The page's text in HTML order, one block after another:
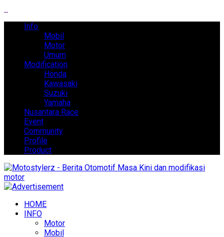
Info
Mobil
Motor
Umum
Modification
Honda
Kawasaki
Suzuki
Yamaha
Nusantara Race
Event
Community
Profile
Product
HOME
INFO
Motor
Mobil